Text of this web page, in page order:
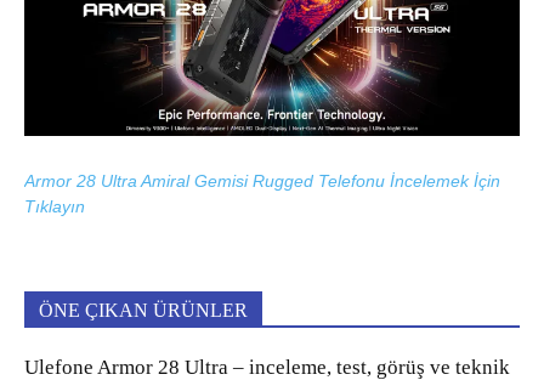
Armor 28 Ultra Amiral Gemisi Rugged Telefonu İncelemek İçin
Tıklayın
ÖNE ÇIKAN ÜRÜNLER
Ulefone Armor 28 Ultra – inceleme, test, görüş ve teknik